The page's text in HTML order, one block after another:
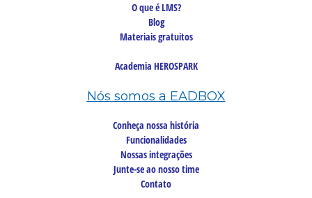
O que é LMS?
Blog
Materiais gratuitos
Academia HEROSPARK
Nós somos a EADBOX
Conheça nossa história
Funcionalidades
Nossas integrações
Junte-se ao nosso time
Contato